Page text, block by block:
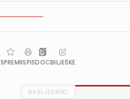
SPREMIISPISDOCBILJEŠKE
NASLJEDNIK